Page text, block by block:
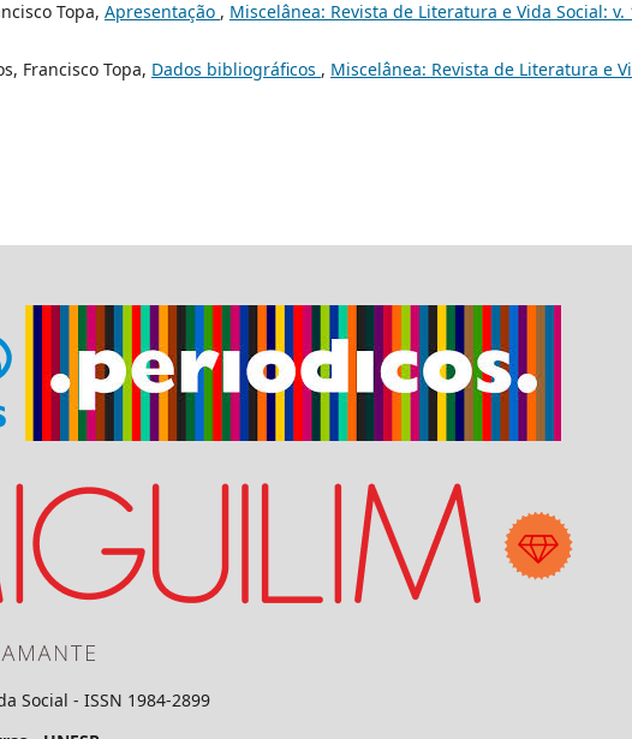
Topa, Apresentação , Miscelânea: Revista de Literatura e Vida Social: v.
Francisco Topa, Dados bibliográficos , Miscelânea: Revista de Literatura e
Social - ISSN 1984-2899